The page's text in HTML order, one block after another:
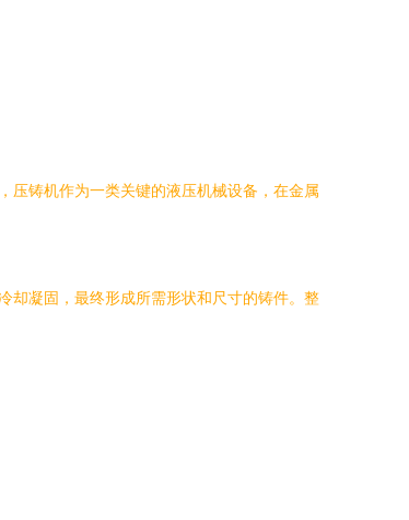
压铸机作为一类关键的液压机械设备，在金属
却凝固，最终形成所需形状和尺寸的铸件。整